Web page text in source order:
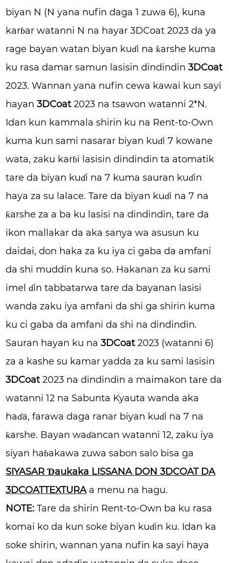
biyan N (N yana nufin daga 1 zuwa 6), kuna
karɓar watanni N na hayar 3DCoat 2023 da ya
rage bayan watan biyan kuɗi na ƙarshe kuma
ku rasa damar samun lasisin dindindin3DCoat
2023. Wannan yana nufin cewa kawai kun sayi
hayan3DCoat2023 na tsawon watanni 2*N.
Idan kun kammala shirin ku na Rent-to-Own
kuma kun sami nasarar biyan kuɗi 7 kowane
wata, zaku karɓi lasisin dindindin ta atomatik
tare da biyan kuɗi na 7 kuma sauran kuɗin
haya za su lalace. Tare da biyan kuɗi na 7 na
ƙarshe za a ba ku lasisi na dindindin, tare da
ikon mallakar da aka sanya wa asusun ku
daidai, don haka za ku iya ci gaba da amfani
da shi muddin kuna so. Hakanan za ku sami
imel ɗin tabbatarwa tare da bayanan lasisi
wanda zaku iya amfani da shi ga shirin kuma
ku ci gaba da amfani da shi na dindindin.
Sauran hayan ku na3DCoat2023 (watanni 6)
za a kashe su kamar yadda za ku sami lasisin
3DCoat2023 na dindindin a maimakon tare da
watanni 12 na Sabunta Kyauta wanda aka
haɗa, farawa daga ranar biyan kuɗi na 7 na
ƙarshe. Bayan waɗancan watanni 12, zaku iya
siyan haɓakawa zuwa sabon salo bisa ga
SIYASAR Ɗaukaka LISSANA DON 3DCOAT DA
3DCOATTEXTURAa menu na hagu.
NOTE: Tare da shirin Rent-to-Own ba ku rasa
komai ko da kun soke biyan kuɗin ku. Idan ka
soke shirin, wannan yana nufin ka sayi haya